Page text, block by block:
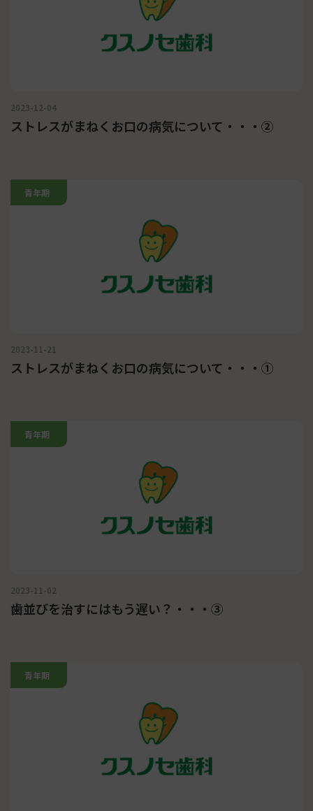
2023-12-04
ストレスがまねくお口の病気について・・・②
青年期
2023-11-21
ストレスがまねくお口の病気について・・・①
青年期
2023-11-02
歯並びを治すにはもう遅い？・・・③
青年期